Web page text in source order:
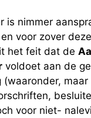
is nimmer
voor zover
het feit dat de
voldoet aan de
(waaronder,
voor niet-